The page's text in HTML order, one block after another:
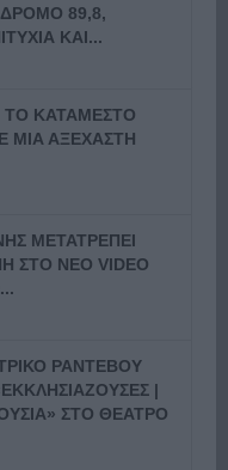
89,8,
ΚΑΙ...
ΤΟ ΚΑΤΑΜΕΣΤΟ
ΜΙΑ ΑΞΕΧΑΣΤΗ
ΜΕΤΑΤΡΕΠΕΙ
ΣΤΟ ΝΕΟ VIDEO
ΡΑΝΤΕΒΟΥ
|
ΣΤΟ ΘΕΑΤΡΟ